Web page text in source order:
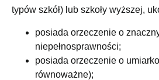
typów szkół) lub szkoły wyższej,
posiada orzeczenie o
niepełnosprawności;
posiada orzeczenie o
równoważne);